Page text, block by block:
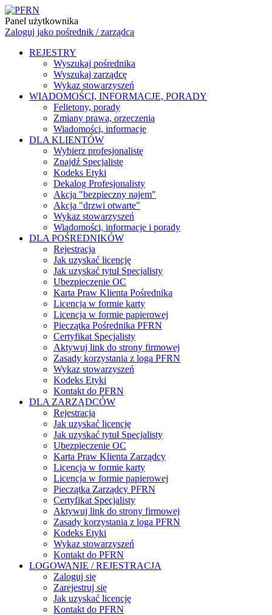
Panel użytkownika
Zaloguj jako pośrednik / zarządca
REJESTRY
Wyszukaj pośrednika
Wyszukaj zarządcę
Wykaz stowarzyszeń
WIADOMOŚCI, INFORMACJE, PORADY
Felietony, porady
Zmiany prawa, orzeczenia
Wiadomości, informacje
DLA KLIENTÓW
Wybierz profesjonalistę
Znajdź Specjalistę
Kodeks Etyki
Dekalog Profesjonalisty
Akcja "bezpieczny najem"
Akcja "drzwi otwarte"
Wykaz stowarzyszeń
Wiadomości, informacje i porady
DLA POŚREDNIKÓW
Rejestracja
Jak uzyskać licencję
Jak uzyskać tytuł Specjalisty
Ubezpieczenie OC
Karta Praw Klienta Pośrednika
Licencja w formie karty
Licencja w formie papierowej
Pieczątka Pośrednika PFRN
Certyfikat Specjalisty
Aktywuj link do strony firmowej
Zasady korzystania z loga PFRN
Wykaz stowarzyszeń
Kodeks Etyki
Kontakt do PFRN
DLA ZARZĄDCÓW
Rejestracja
Jak uzyskać licencję
Jak uzyskać tytuł Specjalisty
Ubezpieczenie OC
Karta Praw Klienta Zarządcy
Licencja w formie karty
Licencja w formie papierowej
Pieczątka Zarządcy PFRN
Certyfikat Specjalisty
Aktywuj link do strony firmowej
Zasady korzystania z loga PFRN
Kodeks Etyki
Wykaz stowarzyszeń
Kontakt do PFRN
LOGOWANIE / REJESTRACJA
Zaloguj się
Zarejestruj się
Jak uzyskać licencję
Kontakt do PFRN